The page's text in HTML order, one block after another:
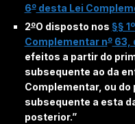
6odesta Lei
2oO disposto nos §§
Complementar no63,
efeitos a partir do
subsequente ao da
Complementar, ou
subsequente a esta
posterior.”